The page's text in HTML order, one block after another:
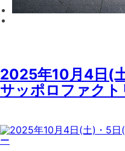
2025年10月4日(
サッポロファクト